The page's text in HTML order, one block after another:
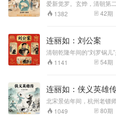
一个明知不可而为之、逆
中两派神仙布阵斗法的描
爱新觉罗。玄烨，清朝第
（1654年）生于景仁宫，
子。顺治十八年（1661年
设馆纂修《明史》，编纂
《全唐诗》、《佩文韵府
康熙六十一年（1722年）
陵之景陵。享年六十九岁
清圣祖。
1382 42期
连丽如：刘公案
清朝乾隆年间的“刘罗锅儿
在民间广泛流传。“刘罗锅
年间任文化殿大学士，吏
之上除暴安良、屡断奇案
告状，午门戏和坤，金殿
赠扇认义女，黑松林巧拿
关死囚牢，智拿桂太，真
扬州，智断西湖人命案，
1141 54期
连丽如：侠义英雄
北宋景佑年间，杭州老镖
为了保护祖传的价值连城
被仇家追杀，危难中生下
1049 80期